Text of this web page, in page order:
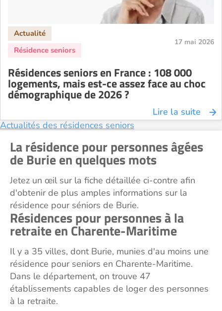
17 mai 2026
Résidences seniors en France : 108 000
logements, mais est-ce assez face au choc
démographique de 2026 ?
Lire la suite
Actualités des résidences seniors
La résidence pour personnes âgées
de Burie en quelques mots
Jetez un œil sur la fiche détaillée ci-contre afin
d'obtenir de plus amples informations sur la
résidence pour séniors de Burie.
Résidences pour personnes à la
retraite en Charente-Maritime
Il y a 35 villes, dont Burie, munies d'au moins une
résidence pour seniors en Charente-Maritime.
Dans le département, on trouve 47
établissements capables de loger des personnes
à la retraite.